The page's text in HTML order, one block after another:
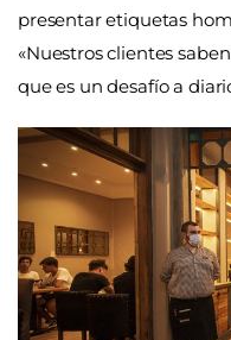
presentar etiquetas
«Nuestros clientes
que es un desafío a